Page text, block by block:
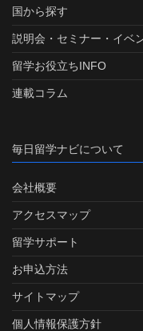
国から探す
説明会・セミナー・イベ
留学お役立ちINFO
連載コラム
毎日留学ナビについて
会社概要
アクセスマップ
留学サポート
お申込方法
サイトマップ
個人情報保護方針